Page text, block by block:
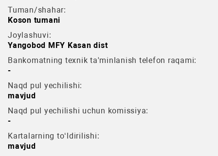
Tuman/shahar:
Koson tumani
Joylashuvi:
Yangobod MFY Kasan dist
Bankomatning texnik ta'minlanish telefon raqami:
-
Naqd pul yechilishi:
mavjud
Naqd pul yechilishi uchun komissiya:
-
Kartalarning to‘ldirilishi:
mavjud